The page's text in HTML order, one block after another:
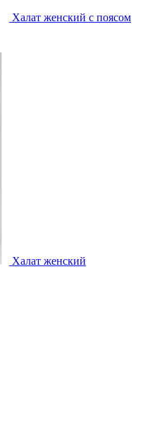
Халат женский с поясом
Халат женский